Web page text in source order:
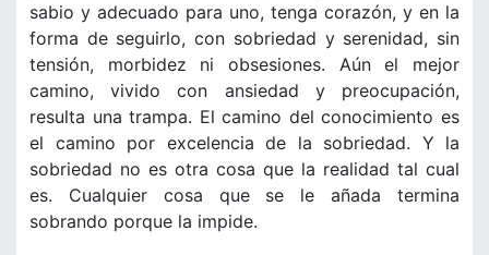
sabio y adecuado para uno, tenga corazón, y en la
forma de seguirlo, con sobriedad y serenidad, sin
tensión, morbidez ni obsesiones. Aún el mejor
camino, vivido con ansiedad y preocupación,
resulta una trampa. El camino del conocimiento es
el camino por excelencia de la sobriedad. Y la
sobriedad no es otra cosa que la realidad tal cual
es. Cualquier cosa que se le añada termina
sobrando porque la impide.